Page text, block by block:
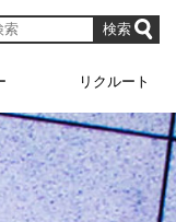
リクルート